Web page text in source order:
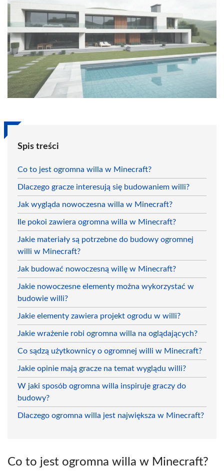
Spis treści
Co to jest ogromna willa w Minecraft?
Dlaczego gracze interesują się budowaniem willi?
Jak wygląda nowoczesna willa w Minecraft?
Ile pokoi zawiera ogromna willa w Minecraft?
Jakie materiały są potrzebne do budowy ogromnej
willi w Minecraft?
Jak budować nowoczesną willę w Minecraft?
Jakie nowoczesne elementy można wykorzystać w
budowie willi?
Jakie elementy zawiera projekt ogrodu w willi?
Jakie wrażenie robi ogromna willa na oglądających?
Co sądzą użytkownicy o ogromnej willi w Minecraft?
Jakie opinie mają gracze na temat wyglądu willi?
W jaki sposób ogromna willa inspiruje graczy do
budowy?
Dlaczego ogromna willa jest największa w Minecraft?
Co to jest ogromna willa w Minecraft?